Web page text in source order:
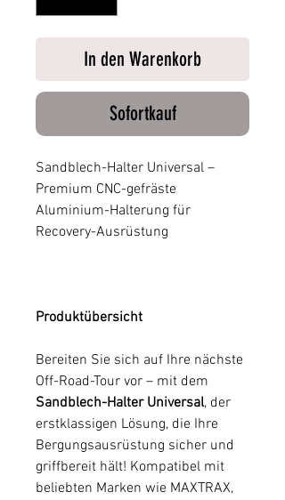
In den Warenkorb
Sofortkauf
Sandblech-Halter Universal –
Premium CNC-gefräste
Aluminium-Halterung für
Recovery-Ausrüstung
Produktübersicht
Bereiten Sie sich auf Ihre nächste
Off-Road-Tour vor – mit dem
Sandblech-Halter Universal, der
erstklassigen Lösung, die Ihre
Bergungsausrüstung sicher und
griffbereit hält! Kompatibel mit
beliebten Marken wie MAXTRAX,